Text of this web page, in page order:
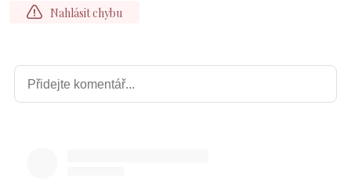
Nahlásit chybu